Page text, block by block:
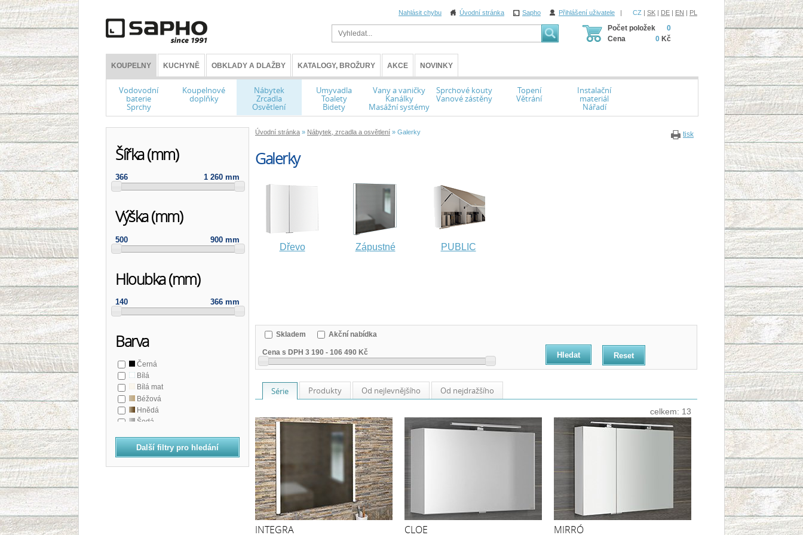
Nahlásit chybu Úvodní stránka Sapho Přihlášení uživatele | CZ | SK | DE | EN | PL
Počet položek
Cena
0
0 Kč
KOUPELNY KUCHYNĚ OBKLADY A DLAŽBY KATALOGY, BROŽURY AKCE NOVINKY
Vodovodní
baterie
Sprchy
Koupelnové
doplňky
Nábytek
Zrcadla
Osvětlení
Umyvadla
Toalety
Bidety
Vany a vaničky
Kanálky
Masážní systémy
Sprchové kouty
Vanové zástěny
Topení
Větrání
Instalační
materiál
Nářadí
tisk
Úvodní stránka » Nábytek, zrcadla a osvětlení » Galerky
Galerky
Dřevo Zápustné PUBLIC
Šířka (mm)
366 1 260 mm
Výška (mm)
500 900 mm
Hloubka (mm)
140 366 mm
Barva
Černá
Bílá
Bílá mat
Béžová
Hnědá
Šedá
Další filtry pro hledání
Skladem Akční nabídka
Cena s DPH 3 190 - 106 490 Kč Reset
Produkty Od nejlevnějšího Od nejdražšího
Série
celkem: 13
INTEGRA CLOE MIRRÓ